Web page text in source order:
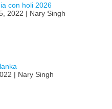
con holi 2026
2022 | Nary Singh
| Nary Singh